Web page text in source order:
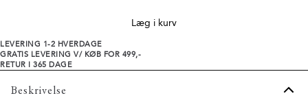
Læg i kurv
LEVERING 1-2 HVERDAGE
GRATIS LEVERING V/ KØB FOR 499,-
RETUR I 365 DAGE
Beskrivelse